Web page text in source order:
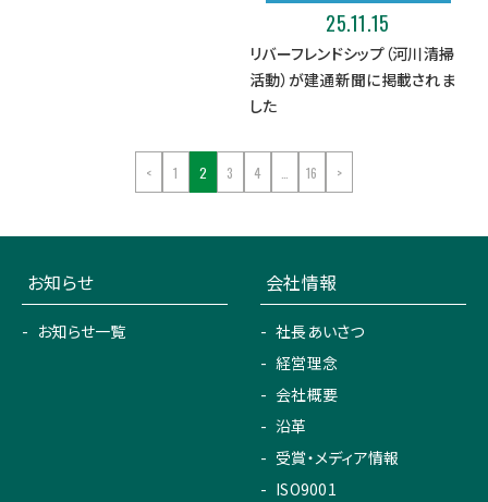
25.11.15
リバーフレンドシップ（河川清掃
活動）が建通新聞に掲載されま
した
< 1 2 3 4 16 >
お知らせ
お知らせ一覧
会社情報
社長あいさつ
経営理念
会社概要
沿革
受賞・メディア情報
ISO9001